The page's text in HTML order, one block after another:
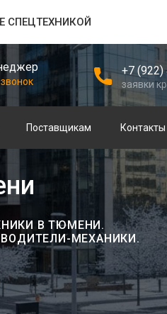
СПЕЦТЕХНИКОЙ
+7
заявки
Поставщикам Контакты
В ТЮМЕНИ.
МЕХАНИКИ.